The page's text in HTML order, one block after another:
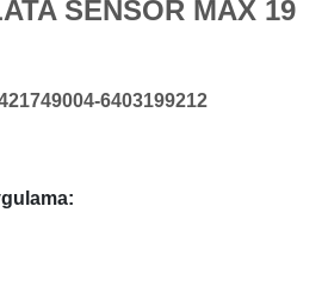
SENSÖR MAX 19
6403199212